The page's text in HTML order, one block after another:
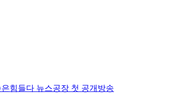
힘들다 뉴스공장 첫 공개방송